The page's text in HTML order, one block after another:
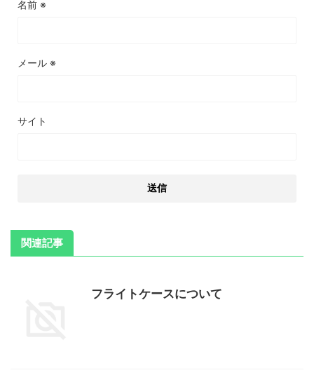
名前 ※
メール ※
サイト
関連記事
フライトケースについて